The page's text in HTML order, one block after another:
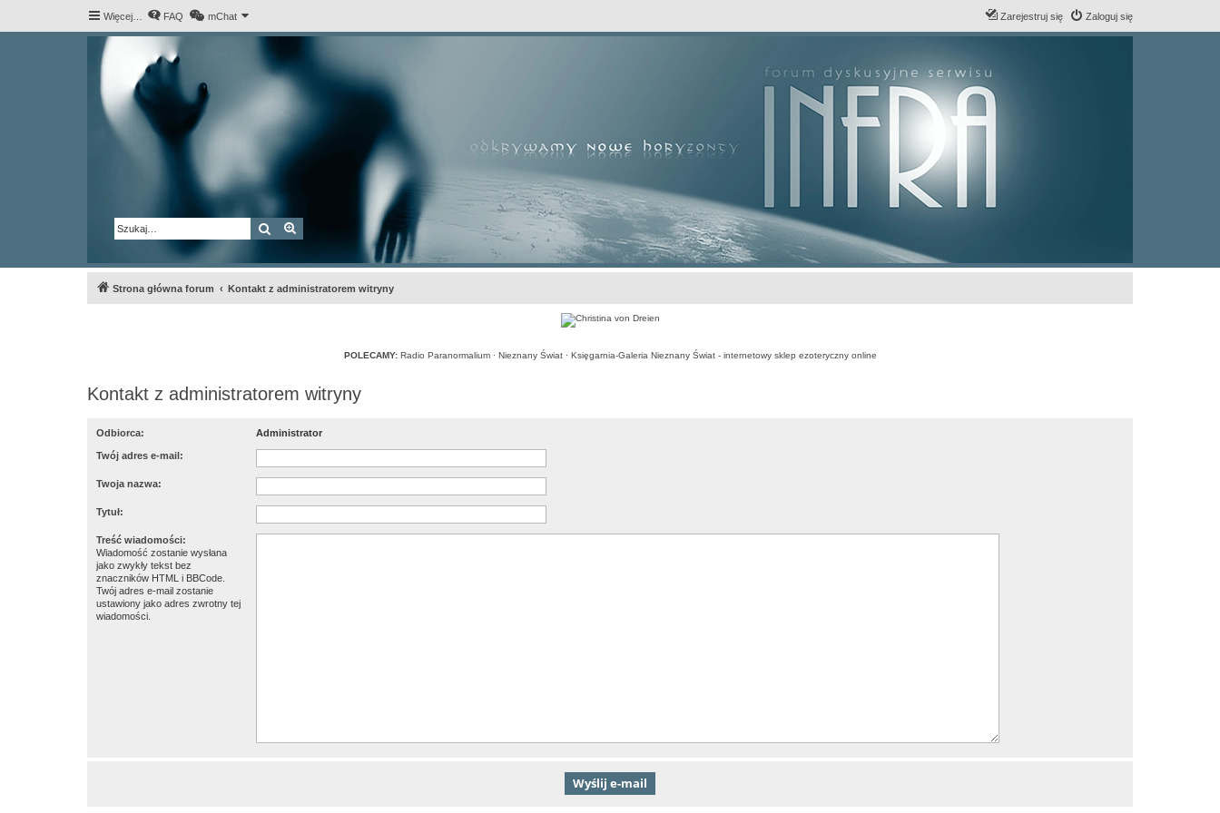
Więcej… FAQ mChat Zaloguj się
Zarejestruj się
Szukaj Wyszukiwanie zaawansowane
Strona główna forum Kontakt z administratorem witryny
POLECAMY: Radio Paranormalium· Nieznany Świat· Księgarnia-Galeria Nieznany Świat - internetowy sklep ezoteryczny online
Kontakt z administratorem witryny
Odbiorca: Administrator
Twój adres e-mail:
Twoja nazwa:
Tytuł:
Treść wiadomości:
Wiadomość zostanie wysłana
jako zwykły tekst bez
znaczników HTML i BBCode.
Twój adres e-mail zostanie
ustawiony jako adres zwrotny tej
wiadomości.